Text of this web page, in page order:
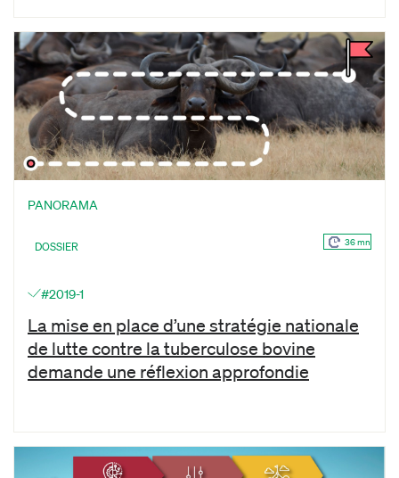
PANORAMA
DOSSIER 36 mn
#2019-1
La mise en place d’une stratégie nationale
de lutte contre la tuberculose bovine
demande une réflexion approfondie